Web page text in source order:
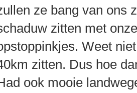
ze bang van ons
zitten met
Weet
zitten. Dus hoe
ook mooie